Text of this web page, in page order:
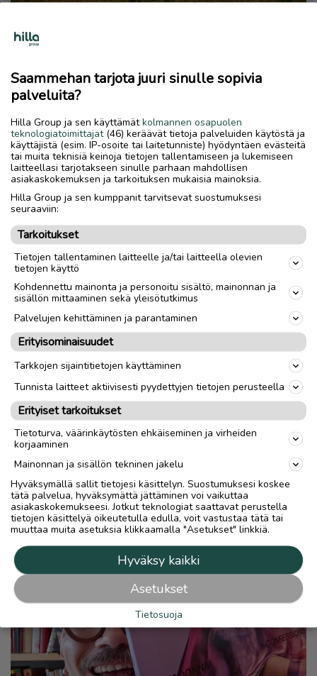
Saammehan tarjota juuri sinulle sopivia
palveluita?
Hilla Group ja sen käyttämätkolmannen osapuolen
teknologiatoimittajat(46) keräävät tietoja palveluiden käytöstä ja
käyttäjistä (esim. IP-osoite tai laitetunniste) hyödyntäen evästeitä
tai muita teknisiä keinoja tietojen tallentamiseen ja lukemiseen
laitteellasi tarjotakseen sinulle parhaan mahdollisen
asiakaskokemuksen ja tarkoituksen mukaisia mainoksia.
Hilla Group ja sen kumppanit tarvitsevat suostumuksesi
seuraaviin:
Tarkoitukset
Tietojen tallentaminen laitteelle ja/tai laitteella olevien
tietojen käyttö
Kohdennettu mainonta ja personoitu sisältö, mainonnan ja
sisällön mittaaminen sekä yleisötutkimus
Palvelujen kehittäminen ja parantaminen
Erityisominaisuudet
Tarkkojen sijaintitietojen käyttäminen
Tunnista laitteet aktiivisesti pyydettyjen tietojen perusteella
Erityiset tarkoitukset
Tietoturva, väärinkäytösten ehkäiseminen ja virheiden
korjaaminen
Mainonnan ja sisällön tekninen jakelu
Hyväksymällä sallit tietojesi käsittelyn. Suostumuksesi koskee
tätä palvelua, hyväksymättä jättäminen voi vaikuttaa
asiakaskokemukseesi. Jotkut teknologiat saattavat perustella
tietojen käsittelyä oikeutetulla edulla, voit vastustaa tätä tai
muuttaa muita asetuksia klikkaamalla "Asetukset" linkkiä.
Hyväksy kaikki
Asetukset
Tietosuoja